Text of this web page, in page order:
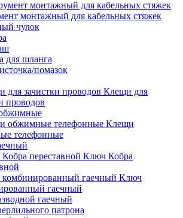
монтажный для кабельных стяжек
чулок
для шланга
помазок
Клещи для
проводов
Клещи
телефонные
Ключ Кобра
Ключ
гаечный
гаечный
патрона